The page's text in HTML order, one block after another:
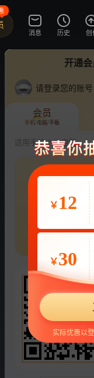
消息 历史 创
吗
讨论
韫色过浓
电视剧 12.7
开通VIP会员
VIP
19
VIP
20
开通
请登录您的账号
会员
手机/电脑/平板
适用手机/Pad/电脑
248
￥ 12
￥30
实际优惠以